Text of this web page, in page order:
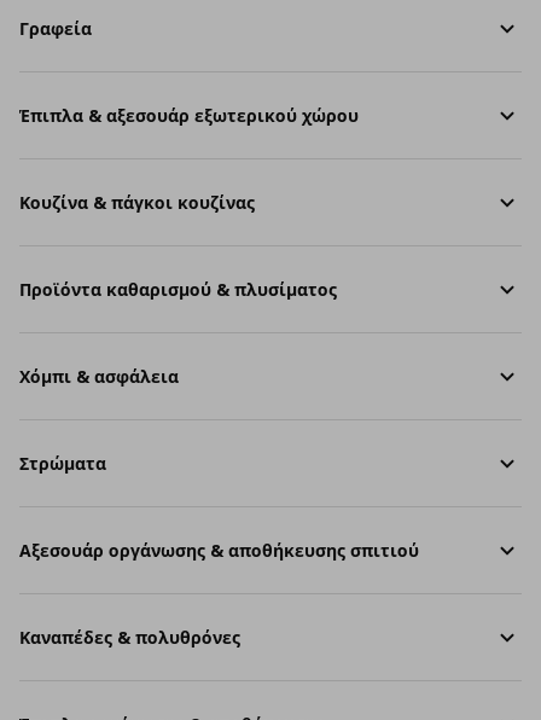
Γραφεία
Έπιπλα & αξεσουάρ εξωτερικού χώρου
Κουζίνα & πάγκοι κουζίνας
Προϊόντα καθαρισμού & πλυσίματος
Χόμπι & ασφάλεια
Στρώματα
Aξεσουάρ οργάνωσης & αποθήκευσης σπιτιού
Καναπέδες & πολυθρόνες